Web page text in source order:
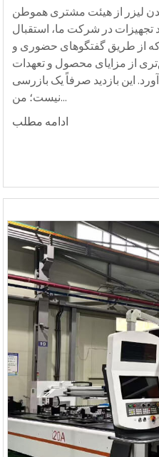
لیزر از هیئت مشتری هموطن
تجهیزات در شرکت ما، استقبال
از طریق گفتگوهای حضوری و
از مزایای محصول و تعهدات
این بازدید صرفاً یک بازرسی
نیست؛ من...
ادامه مطلب